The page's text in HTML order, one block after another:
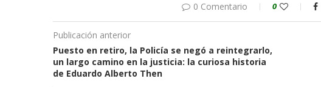
0 Comentario 0
Publicación anterior
Puesto en retiro, la Policía se negó a reintegrarlo,
un largo camino en la justicia: la curiosa historia
de Eduardo Alberto Then